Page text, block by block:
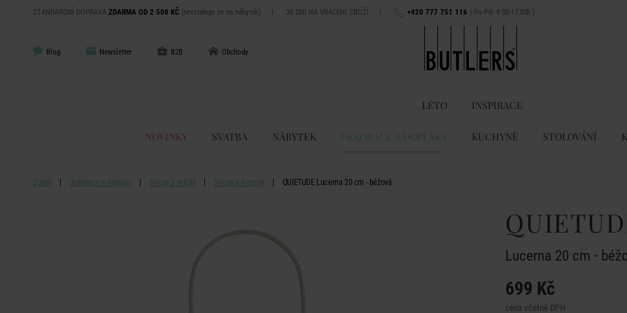
STANDARDNÍ DOPRAVA ZDARMA OD 2 500 KČ (nevztahuje se na nábytek) | 30 DNÍ NA VRÁCENÍ ZBOŽÍ | +420 777 751 116 ( Po-Pá: 9:00-17:00h )
Blog Newsletter B2B Obchody
LÉTO INSPIRACE
NOVINKY SVATBA NÁBYTEK DEKORACE A DOPLŇKY KUCHYNĚ STOLOVÁNÍ
Domů Dekorace a doplňky Svícny a svíčky Svícny a lucerny QUIETUDE Lucerna 20 cm - béžová
Lucerna 20 cm -
699 Kč
cena včetně DPH